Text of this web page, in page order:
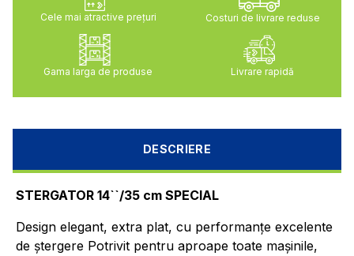
Cele mai atractive preţuri Costuri de livrare reduse
Gama larga de produse Livrare rapidă
DESCRIERE
STERGATOR 14``/35 cm SPECIAL
Design elegant, extra plat, cu performanțe excelente
de ștergere Potrivit pentru aproape toate mașinile,